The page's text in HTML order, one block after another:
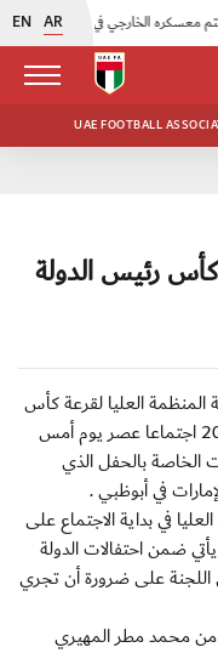
EN AR
اتحاد الكرة يُنظم ورشة عمل للمراقبين المعتمدين |
UAE FOOTBALL
رئيس الدولة
2011 : عقدت اللجنة المنظمة العليا لقرعة كأس
رئيس الدولة لكرة القدم للموسم 2011 -2012 اجتماعا عصر يوم أمس
الخاصة بالحفل الذي
في بداية الاجتماع على
ضمن احتفالات الدولة
اللجنة على ضرورة أن تجري
من محمد مطر المهيري